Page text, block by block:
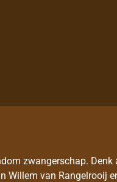
zwangerschap. Denk
Willem van Rangelrooij